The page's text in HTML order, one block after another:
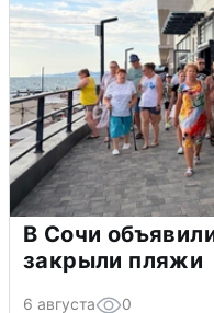
В Сочи
закрыли пляжи
6 августа 0